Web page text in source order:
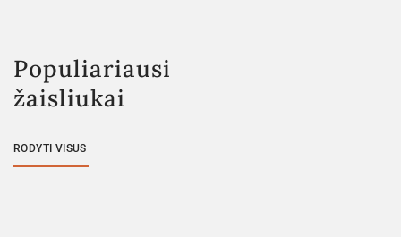
Populiariausi
žaisliukai
RODYTI VISUS